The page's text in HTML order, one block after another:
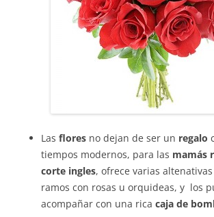
Las flores no dejan de ser un regalo
tiempos modernos, para las mamás
corte ingles, ofrece varias
ramos con rosas u orquideas, y los
acompañar con una rica caja de